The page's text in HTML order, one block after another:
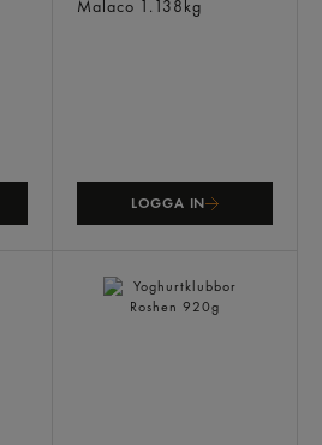
Malaco 1.138kg
LOGGA IN